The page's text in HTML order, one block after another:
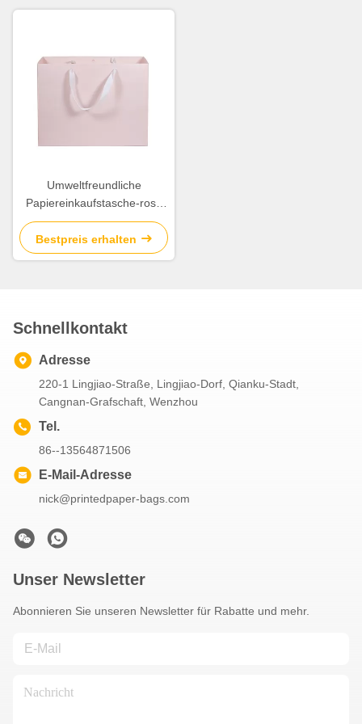
Umweltfreundliche
Papiereinkaufstasche-rosa
Farbe mit Twill-Baumwollseil-
Griff
Bestpreis erhalten
Schnellkontakt
Adresse
220-1 Lingjiao-Straße, Lingjiao-Dorf, Qianku-Stadt,
Cangnan-Grafschaft, Wenzhou
Tel.
86--13564871506
E-Mail-Adresse
nick@printedpaper-bags.com
Unser Newsletter
Abonnieren Sie unseren Newsletter für Rabatte und mehr.